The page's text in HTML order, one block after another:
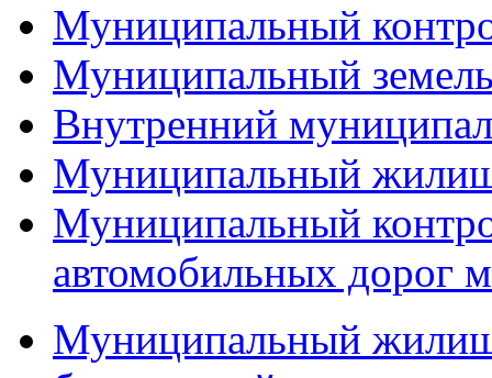
Муниципальный
Муниципальный
Внутренний
Муниципальный
Муниципальный
автомобильных дорог
Муниципальный